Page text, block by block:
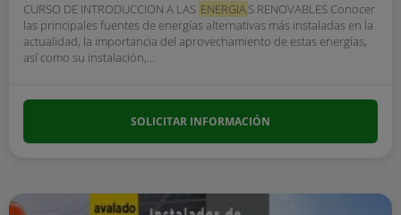
CURSO DE INTRODUCCION A LAS ENERGIAS RENOVABLES Conocer
las principales fuentes de energías alternativas más instaladas en la
actualidad, la importancia del aprovechamiento de estas energías,
así como su instalación,...
SOLICITAR INFORMACIÓN